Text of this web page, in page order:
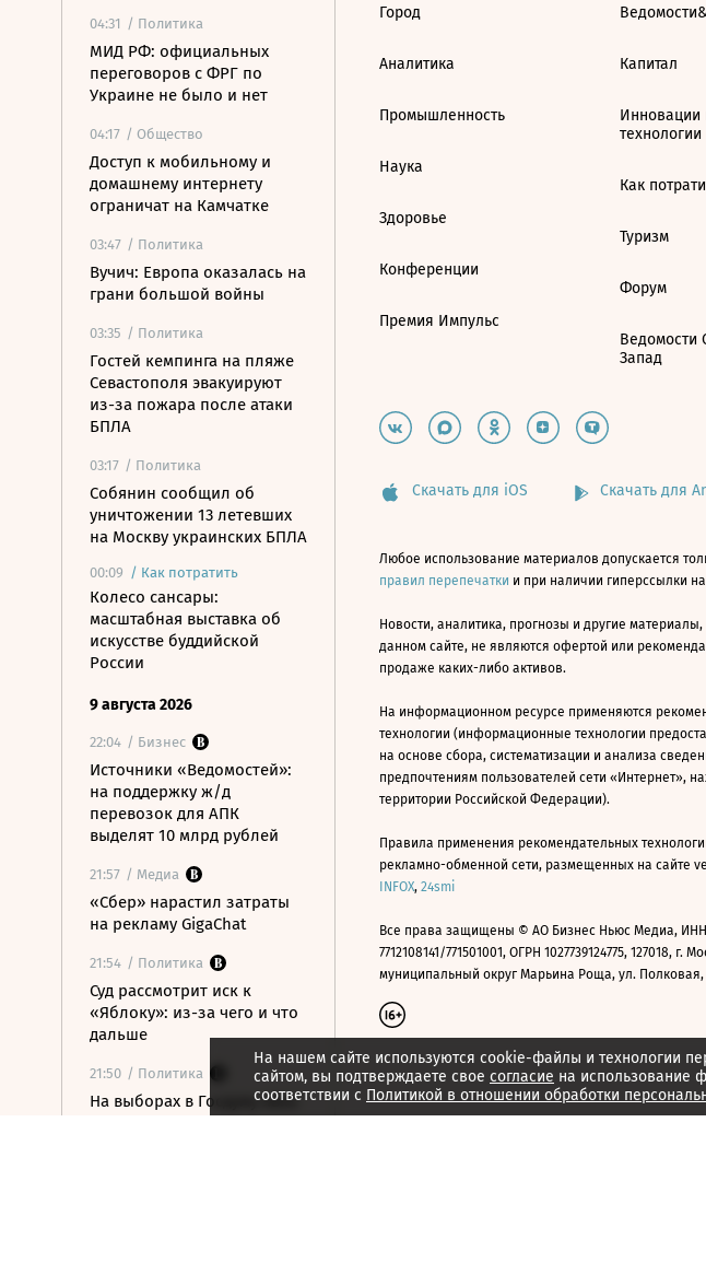
04:31 / Политика
МИД РФ: официальных
переговоров с ФРГ по
Украине не было и нет
04:17 / Общество
Доступ к мобильному и
домашнему интернету
ограничат на Камчатке
03:47 / Политика
Вучич: Европа оказалась на
грани большой войны
03:35 / Политика
Гостей кемпинга на пляже
Севастополя эвакуируют
из-за пожара после атаки
БПЛА
03:17 / Политика
Собянин сообщил об
уничтожении 13 летевших
на Москву украинских БПЛА
00:09 / Как потратить
Колесо сансары:
масштабная выставка об
искусстве буддийской
России
9 августа 2026
22:04 / Бизнес
Источники «Ведомостей»:
на поддержку ж/д
перевозок для АПК
выделят 10 млрд рублей
21:57 / Медиа
«Сбер» нарастил затраты
на рекламу GigaChat
21:54 / Политика
Суд рассмотрит иск к
«Яблоку»: из-за чего и что
дальше
21:50 / Политика
На выборах в Госдуму явка
На нашем сайте используются cookie-файлы и технологии
сайтом, вы подтверждаете свое согласие на использование
соответствии с Политикой в отношении обработки
Город
Аналитика
Промышленность
Наука
Здоровье
Конференции
Премия Импульс
Капитал
Инновации
технологии
Как
Туризм
Форум
Ведомости
Запад
Скачать для iOS Скачать для
Любое использование материалов допускается
правил перепечатки и при наличии гиперссылки
Новости, аналитика, прогнозы и другие
данном сайте, не являются офертой или
продаже каких-либо активов.
На информационном ресурсе применяются
технологии (информационные технологии
на основе сбора, систематизации и анализа
предпочтениям пользователей сети «Интернет»,
территории Российской Федерации).
Правила применения рекомендательных
рекламно-обменной сети, размещенных на сайте
INFOX, 24smi
Все права защищены © АО Бизнес Ньюс Медиа,
7712108141/771501001, ОГРН 1027739124775, 127018, г.
муниципальный округ Марьина Роща, ул. Полковая,